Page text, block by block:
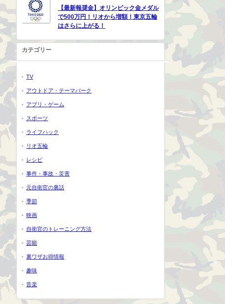
【最新報奨金】オリンピック金メダル
で500万円！リオから増額！東京五輪
はさらに上がる！
カテゴリー
TV
アウトドア・テーマパーク
アプリ・ゲーム
スポーツ
ライフハック
リオ五輪
レシピ
事件・事故・災害
元自衛官の裏話
季節
映画
自衛官のトレーニング方法
芸能
裏ワザお得情報
趣味
音楽